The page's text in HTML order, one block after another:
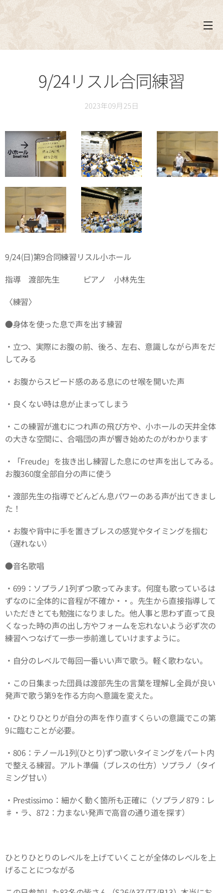
9/24リスル合同練習
2023年09月25日
9/24(日)第9合同練習リスル小ホール
指導 渡部先生 ピアノ 小林先生
〈練習〉
●身体を使った息で声を出す練習
・立つ、実際にお腹の前、後ろ、左右、意識しながら声をだ
してみる
・お腹からスピード感のある息にのせ喉を開いた声
・良くない時は息が止まってしまう
・この練習が進むにつれ声の飛び方や、小ホールの天井全体
の大きな空間に、合唱団の声が響き始めたのがわかります
・「Freude」を抜き出し練習した息にのせ声を出してみる。
お腹360度全部自分の声に使う
・渡部先生の指導でどんどん息パワーのある声が出てきまし
た！
・お腹や背中に手を置きブレスの感覚やタイミングを掴む
（遅れない）
●音名歌唱
・699：ソプラノ1列ずつ歌ってみます。何度も歌っているは
ずなのに全体的に音程が不確か・・。先生から直接指導して
いただきとても勉強になりました。他人事と思わず直って良
くなった時の声の出し方やフォームを忘れないよう必ず次の
練習へつなげて一歩一歩前進していけますように。
・自分のレベルで毎回一番いい声で歌う。軽く歌わない。
・この日集まった団員は渡部先生の言葉を理解し全員が良い
発声で歌う第9を作る方向へ意識を変えた。
・ひとりひとりが自分の声を作り直すくらいの意識でこの第
9に臨むことが必要。
・806：テノール1列(ひとり)ずつ歌いタイミングをパート内
で整える練習。アルト準備（ブレスの仕方）ソプラノ（タイ
ミング甘い）
・Prestissimo：細かく動く箇所も正確に（ソプラノ879：レ
♯・ラ、872：力まない発声で高音の通り道を探す）
ひとりひとりのレベルを上げていくことが全体のレベルを上
げることにつながる